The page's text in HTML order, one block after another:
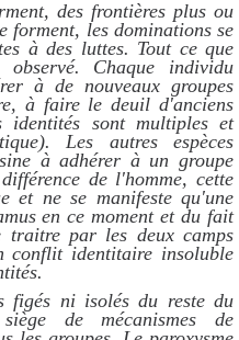
des frontières plus ou
forment, les dominations se
à des luttes. Tout ce que
Chaque individu
à de nouveaux groupes
à faire le deuil d'anciens
sont multiples et
Les autres espèces
à adhérer à un groupe
de l'homme, cette
et ne se manifeste qu'une
en ce moment et du fait
traitre par les deux camps
identitaire insoluble
figés ni isolés du reste du
de mécanismes de